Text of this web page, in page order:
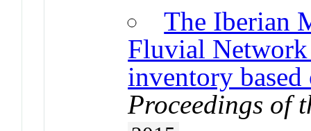
The Iberian
Fluvial
inventory
Proceedings of